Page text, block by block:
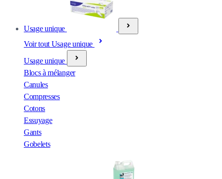
Usage unique
Voir tout Usage unique
Usage unique
Blocs à mélanger
Canules
Compresses
Cotons
Essuyage
Gants
Gobelets